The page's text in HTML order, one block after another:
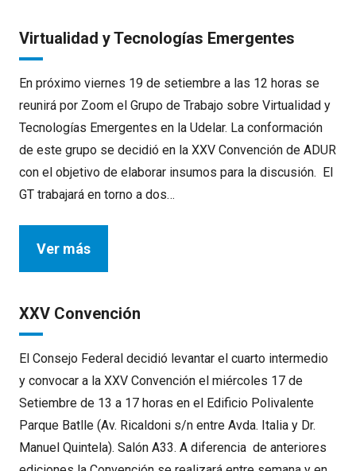
Virtualidad y Tecnologías Emergentes
En próximo viernes 19 de setiembre a las 12 horas se
reunirá por Zoom el Grupo de Trabajo sobre Virtualidad y
Tecnologías Emergentes en la Udelar. La conformación
de este grupo se decidió en la XXV Convención de ADUR
con el objetivo de elaborar insumos para la discusión. El
GT trabajará en torno a dos…
Ver más
XXV Convención
El Consejo Federal decidió levantar el cuarto intermedio
y convocar a la XXV Convención el miércoles 17 de
Setiembre de 13 a 17 horas en el Edificio Polivalente
Parque Batlle (Av. Ricaldoni s/n entre Avda. Italia y Dr.
Manuel Quintela). Salón A33. A diferencia de anteriores